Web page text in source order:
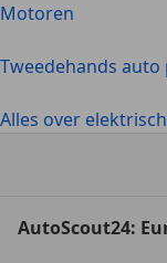
Motoren
Tweedehands auto
Alles over
AutoScout24: